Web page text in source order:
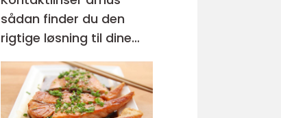
sådan finder du den
rigtige løsning til dine
øjne